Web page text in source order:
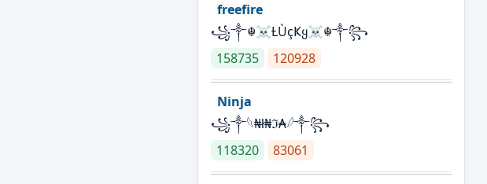
freefire
꧁༒☬☠Ƚ︎ÙçҜყ☠︎☬༒꧂
158735
120928
Ninja
꧁⁣༒𓆩₦ł₦ℑ₳𓆪༒꧂
118320
83061